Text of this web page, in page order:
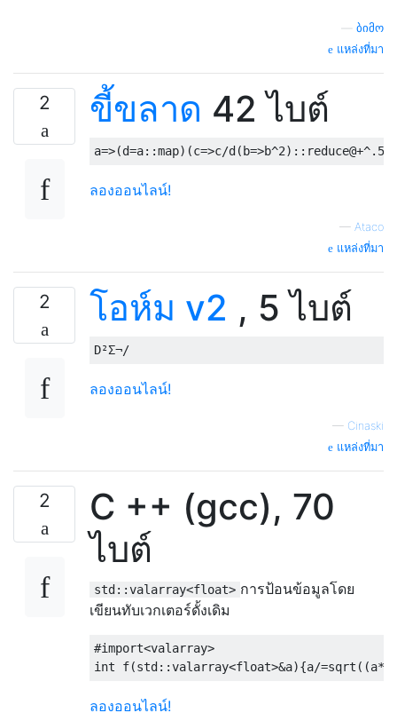
ბიმო
แหล่งที่มา
2 ขี้ขลาด 42 ไบต์
ลองออนไลน์!
— Ataco
แหล่งที่มา
2 โอห์ม v2 , 5 ไบต์
ลองออนไลน์!
— Cinaski
แหล่งที่มา
2
C ++ (gcc), 70
ไบต์
std::valarray<float> การป้อนข้อมูลโดย
เขียนทับเวกเตอร์ดั้งเดิม
#import<valarray>
int f(std ::valarray<float>&a){a/=sqrt ((a*
ลองออนไลน์!